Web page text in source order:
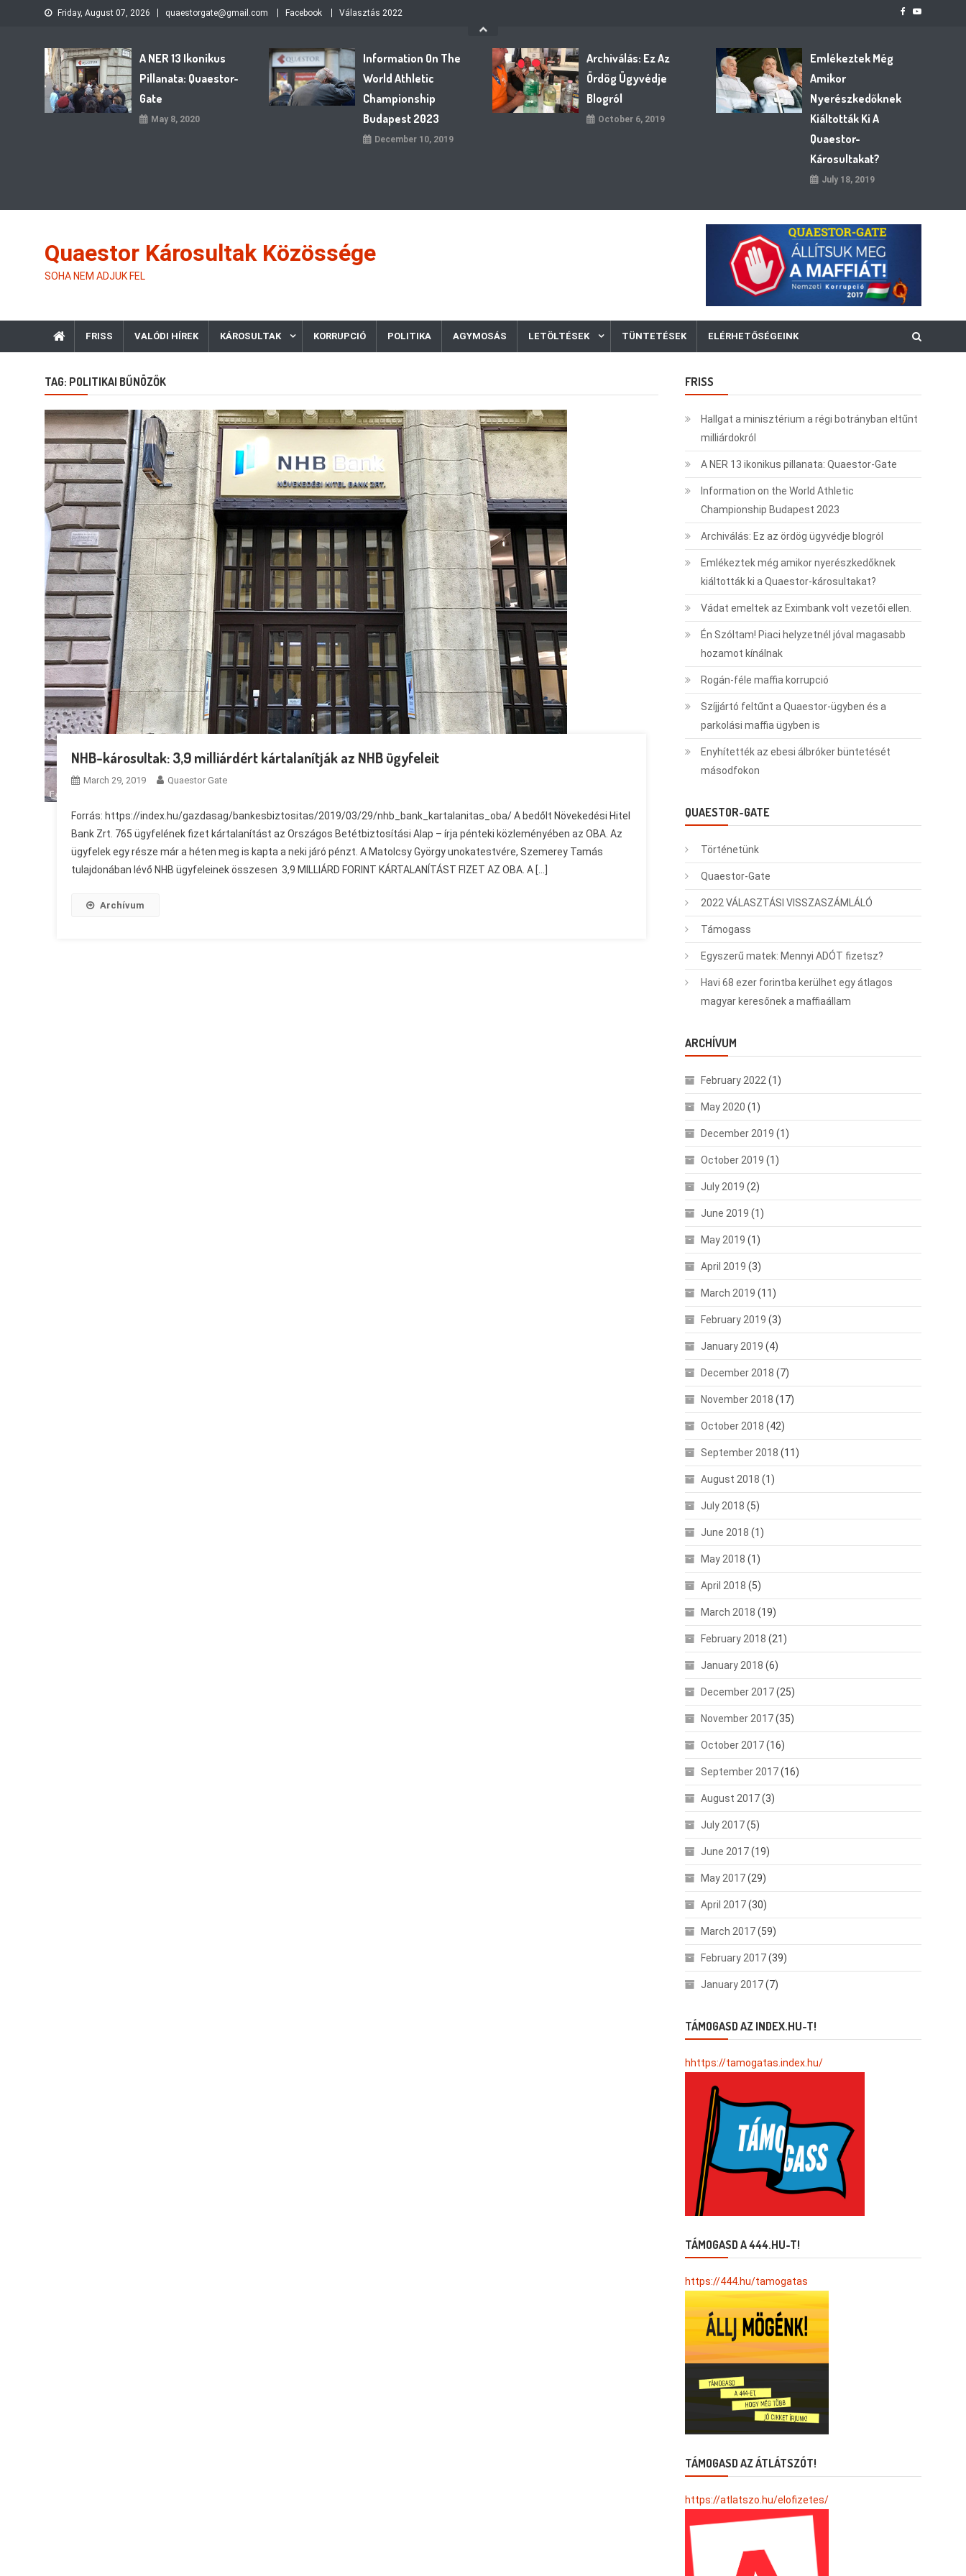
Friday, August 07, 2026 quaestorgate@gmail.com Facebook Választás 2022
A NER 13 Ikonikus
Pillanata: Quaestor-
Gate
May 8, 2020
Information On The
World Athletic
Championship
Budapest 2023
December 10, 2019
Archiválás: Ez Az
Ördög Ügyvédje
Blogról
October 6, 2019
Emlékeztek Még
Amikor
Nyerészkedőknek
Kiáltották Ki A
Quaestor-
Károsultakat?
July 18, 2019
Quaestor Károsultak Közössége
SOHA NEM ADJUK FEL
FRISS VALÓDI HÍREK KÁROSULTAK KORRUPCIÓ POLITIKA AGYMOSÁS LETÖLTÉSEK TÜNTETÉSEK ELÉRHETŐSÉGEINK
TAG: POLITIKAI BŰNÖZŐK
NHB-károsultak: 3,9 milliárdért kártalanítják az NHB ügyfeleit
March 29, 2019 Quaestor Gate
Forrás: https://index.hu/gazdasag/bankesbiztositas/2019/03/29/nhb_bank_kartalanitas_oba/ A bedőlt Növekedési Hitel
Bank Zrt. 765 ügyfelének fizet kártalanítást az Országos Betétbiztosítási Alap – írja pénteki közleményében az OBA. Az
ügyfelek egy része már a héten meg is kapta a neki járó pénzt. A Matolcsy György unokatestvére, Szemerey Tamás
tulajdonában lévő NHB ügyfeleinek összesen 3,9 MILLIÁRD FORINT KÁRTALANÍTÁST FIZET AZ OBA. A […]
Archívum
FRISS
Hallgat a minisztérium a régi botrányban eltűnt
milliárdokról
A NER 13 ikonikus pillanata: Quaestor-Gate
Information on the World Athletic
Championship Budapest 2023
Archiválás: Ez az ördög ügyvédje blogról
Emlékeztek még amikor nyerészkedőknek
kiáltották ki a Quaestor-károsultakat?
Vádat emeltek az Eximbank volt vezetői ellen.
Én Szóltam! Piaci helyzetnél jóval magasabb
hozamot kínálnak
Rogán-féle maffia korrupció
Szíjjártó feltűnt a Quaestor-ügyben és a
parkolási maffia ügyben is
Enyhítették az ebesi álbróker büntetését
másodfokon
QUAESTOR-GATE
Történetünk
Quaestor-Gate
2022 VÁLASZTÁSI VISSZASZÁMLÁLÓ
Támogass
Egyszerű matek: Mennyi ADÓT fizetsz?
Havi 68 ezer forintba kerülhet egy átlagos
magyar keresőnek a maffiaállam
ARCHÍVUM
February 2022 (1)
May 2020 (1)
December 2019 (1)
October 2019 (1)
July 2019 (2)
June 2019 (1)
May 2019 (1)
April 2019 (3)
March 2019 (11)
February 2019 (3)
January 2019 (4)
December 2018 (7)
November 2018 (17)
October 2018 (42)
September 2018 (11)
August 2018 (1)
July 2018 (5)
June 2018 (1)
May 2018 (1)
April 2018 (5)
March 2018 (19)
February 2018 (21)
January 2018 (6)
December 2017(25)
November 2017(35)
October 2017(16)
September 2017(16)
August 2017(3)
July 2017(5)
June 2017(19)
May 2017(29)
April 2017(30)
March 2017(59)
February 2017(39)
January 2017(7)
TÁMOGASD AZ INDEX.HU-T!
hhttps://tamogatas.index.hu/
TÁMOGASD A 444.HU-T!
https://444.hu/tamogatas
TÁMOGASD AZ ÁTLÁTSZÓT!
https://atlatszo.hu/elofizetes/